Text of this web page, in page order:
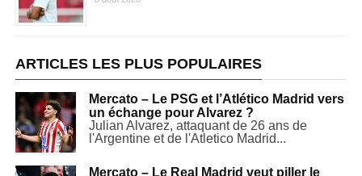
ARTICLES LES PLUS POPULAIRES
Mercato – Le PSG et l’Atlético Madrid vers
un échange pour Alvarez ?
Julian Alvarez, attaquant de 26 ans de
l'Argentine et de l'Atletico Madrid...
Mercato – Le Real Madrid veut piller le